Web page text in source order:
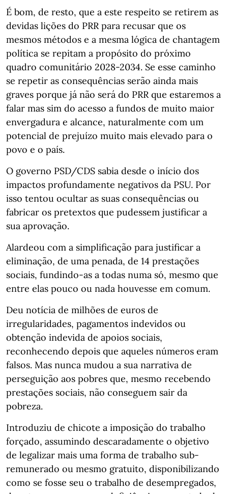
É bom, de resto, que a este respeito se retirem as
devidas lições do PRR para recusar que os
mesmos métodos e a mesma lógica de chantagem
política se repitam a propósito do próximo
quadro comunitário 2028-2034. Se esse caminho
se repetir as consequências serão ainda mais
graves porque já não será do PRR que estaremos a
falar mas sim do acesso a fundos de muito maior
envergadura e alcance, naturalmente com um
potencial de prejuízo muito mais elevado para o
povo e o país.
O governo PSD/CDS sabia desde o início dos
impactos profundamente negativos da PSU. Por
isso tentou ocultar as suas consequências ou
fabricar os pretextos que pudessem justificar a
sua aprovação.
Alardeou com a simplificação para justificar a
eliminação, de uma penada, de 14 prestações
sociais, fundindo-as a todas numa só, mesmo que
entre elas pouco ou nada houvesse em comum.
Deu notícia de milhões de euros de
irregularidades, pagamentos indevidos ou
obtenção indevida de apoios sociais,
reconhecendo depois que aqueles números eram
falsos. Mas nunca mudou a sua narrativa de
perseguição aos pobres que, mesmo recebendo
prestações sociais, não conseguem sair da
pobreza.
Introduziu de chicote a imposição do trabalho
forçado, assumindo descaradamente o objetivo
de legalizar mais uma forma de trabalho sub-
remunerado ou mesmo gratuito, disponibilizando
como se fosse seu o trabalho de desempregados,